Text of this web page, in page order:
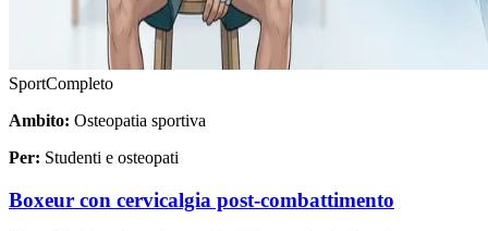
SportCompleto
Ambito: Osteopatia sportiva
Per: Studenti e osteopati
Boxeur con cervicalgia post-combattimento